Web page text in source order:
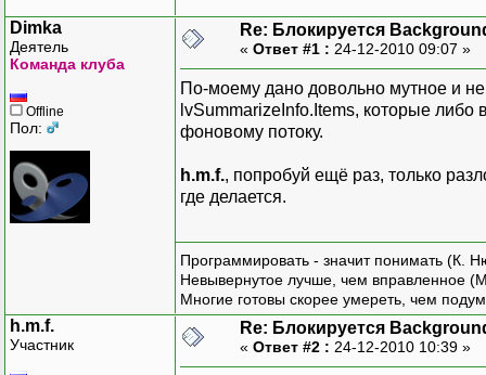
}
}
// Операция
// Вместо этого
Dimka
Деятель
Команда клуба
Offline
Пол:
Re: Блокируется
« Ответ #1 : 24-12-2010 09:07 »
По-моему дано довольно мутное и
lvSummarizeInfo.Items, которые либо
фоновому потоку.
h.m.f., попробуй ещё раз, только
где делается.
Программировать - значит понимать (К.
Невывернутое лучше, чем вправленное
Многие готовы скорее умереть, чем
h.m.f.
Участник
Re: Блокируется
« Ответ #2 : 24-12-2010 10:39 »